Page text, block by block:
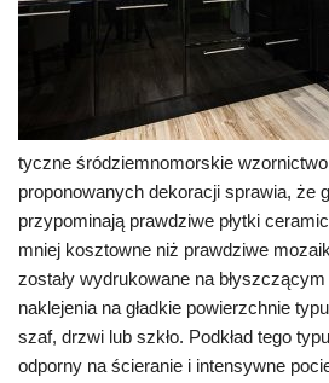
tyczne śródziemnomorskie
proponowanych dekoracji sprawia, że
przypominają prawdziwe płytki
mniej kosztowne niż prawdziwe
zostały wydrukowane na
naklejenia na gładkie powierzchnie
szaf, drzwi lub szkło. Podkład tego
odporny na ścieranie i intensywne